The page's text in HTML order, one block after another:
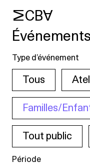
MCBA
Type d’événement
Tous
Familles/
Tout public
Période